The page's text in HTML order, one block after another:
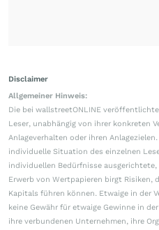
Disclaimer
Allgemeiner Hinweis:
Die bei wallstreetONLINE
Leser, unabhängig von ihrer konkreten
Anlageverhalten oder ihren
individuelle Situation des einzelnen
individuellen Bedürfnisse
Erwerb von Wertpapieren birgt Risiken,
Kapitals führen können. Etwaige in der
keine Gewähr für etwaige Gewinne in
ihre verbundenen Unternehmen, ihre